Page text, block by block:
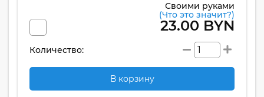
Своими руками
(Что это значит?)
23.00 BYN
Количество:
В корзину